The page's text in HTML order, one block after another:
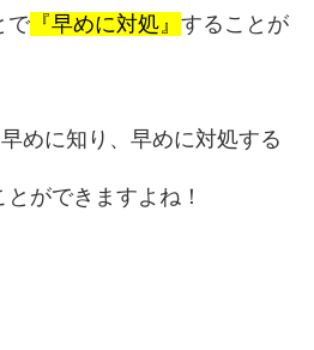
で 『早めに対処』することが
めに知り、早めに対処する
ができますよね！